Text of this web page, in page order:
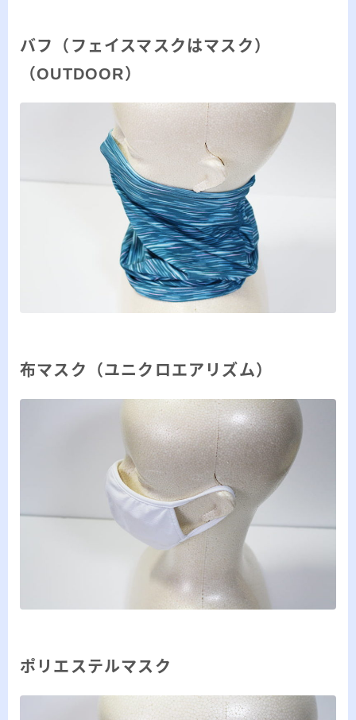
バフ（フェイスマスクはマスク）
（OUTDOOR）
布マスク（ユニクロエアリズム）
ポリエステルマスク